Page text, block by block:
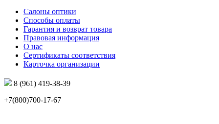
Салоны оптики
Способы оплаты
Гарантия и возврат товара
Правовая информация
О нас
Сертификаты соответствия
Карточка организации
8 (961) 419-38-39
+7(800)700-17-67